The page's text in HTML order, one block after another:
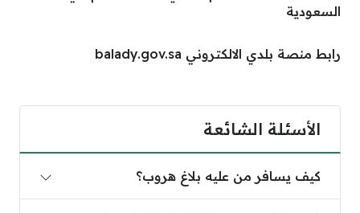
السعودية
رابط منصة بلدي الالكتروني balady.gov.sa
الأسئلة الشائعة
كيف يسافر من عليه بلاغ هروب؟